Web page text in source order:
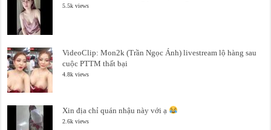
5.5k views
VideoClip: Mon2k (Trần Ngọc Ánh) livestream lộ hàng sau
cuộc PTTM thất bại
4.8k views
Xin địa chỉ quán nhậu này với ạ
2.6k views